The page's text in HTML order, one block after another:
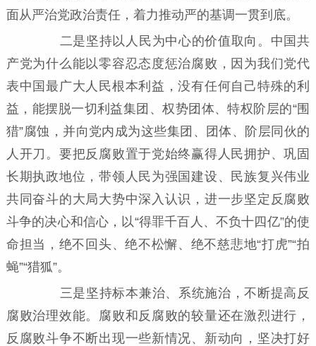
面从严治党政治责任，着力推动严的基调一贯到底。
二是坚持以人民为中心的价值取向。中国共
产党为什么能以零容忍态度惩治腐败，因为我们党代
表中国最广大人民根本利益，没有任何自己特殊的利
益，能摆脱一切利益集团、权势团体、特权阶层的“围
猎”腐蚀，并向党内成为这些集团、团体、阶层同伙的
人开刀。要把反腐败置于党始终赢得人民拥护、巩固
长期执政地位，带领人民为强国建设、民族复兴伟业
共同奋斗的大局大势中深入认识，进一步坚定反腐败
斗争的决心和信心，以“得罪千百人、不负十四亿”的使
命担当，绝不回头、绝不松懈、绝不慈悲地“打虎”“拍
蝇”“猎狐”。
三是坚持标本兼治、系统施治，不断提高反
腐败治理效能。腐败和反腐败的较量还在激烈进行，
反腐败斗争不断出现一些新情况、新动向，坚决打好